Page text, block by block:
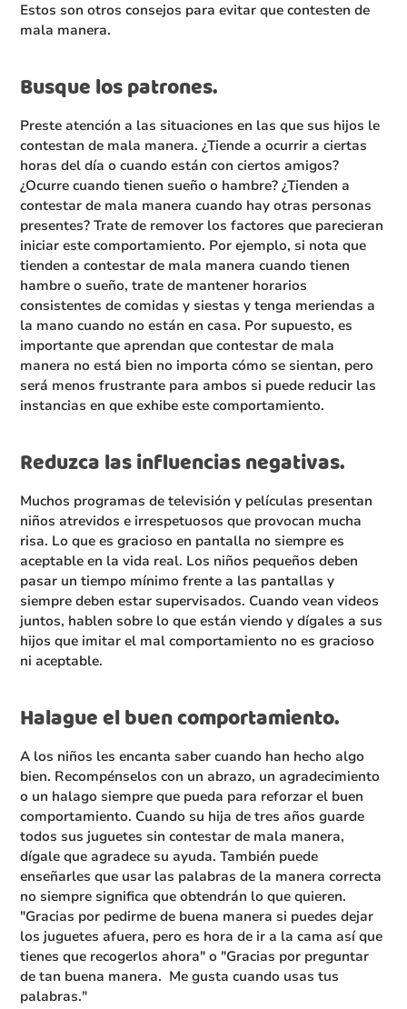
Estos son otros consejos para evitar que contesten de
mala manera.
Busque los patrones.
Preste atención a las situaciones en las que sus hijos le
contestan de mala manera. ¿Tiende a ocurrir a ciertas
horas del día o cuando están con ciertos amigos?
¿Ocurre cuando tienen sueño o hambre? ¿Tienden a
contestar de mala manera cuando hay otras personas
presentes? Trate de remover los factores que parecieran
iniciar este comportamiento. Por ejemplo, si nota que
tienden a contestar de mala manera cuando tienen
hambre o sueño, trate de mantener horarios
consistentes de comidas y siestas y tenga meriendas a
la mano cuando no están en casa. Por supuesto, es
importante que aprendan que contestar de mala
manera no está bien no importa cómo se sientan, pero
será menos frustrante para ambos si puede reducir las
instancias en que exhibe este comportamiento.
Reduzca las influencias negativas.
Muchos programas de televisión y películas presentan
niños atrevidos e irrespetuosos que provocan mucha
risa. Lo que es gracioso en pantalla no siempre es
aceptable en la vida real. Los niños pequeños deben
pasar un tiempo mínimo frente a las pantallas y
siempre deben estar supervisados. Cuando vean videos
juntos, hablen sobre lo que están viendo y dígales a sus
hijos que imitar el mal comportamiento no es gracioso
ni aceptable.
Halague el buen comportamiento.
A los niños les encanta saber cuando han hecho algo
bien. Recompénselos con un abrazo, un agradecimiento
o un halago siempre que pueda para reforzar el buen
comportamiento. Cuando su hija de tres años guarde
todos sus juguetes sin contestar de mala manera,
dígale que agradece su ayuda. También puede
enseñarles que usar las palabras de la manera correcta
no siempre significa que obtendrán lo que quieren.
"Gracias por pedirme de buena manera si puedes dejar
los juguetes afuera, pero es hora de ir a la cama así que
tienes que recogerlos ahora" o "Gracias por preguntar
de tan buena manera. Me gusta cuando usas tus
palabras."